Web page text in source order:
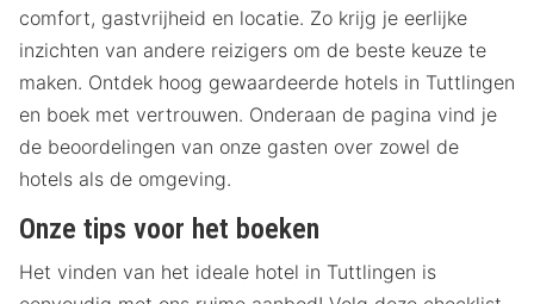
comfort, gastvrijheid en locatie. Zo krijg je eerlijke
inzichten van andere reizigers om de beste keuze te
maken. Ontdek hoog gewaardeerde hotels in Tuttlingen
en boek met vertrouwen. Onderaan de pagina vind je
de beoordelingen van onze gasten over zowel de
hotels als de omgeving.
Onze tips voor het boeken
Het vinden van het ideale hotel in Tuttlingen is